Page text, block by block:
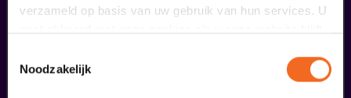
verzameld op basis van uw gebruik van hun services. U
Noodzakelijk
overige arrangementen